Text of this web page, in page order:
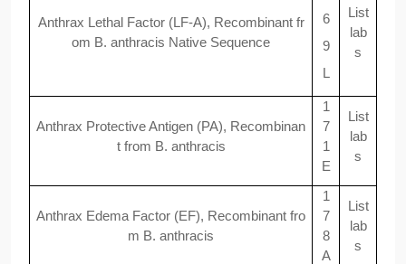
Anthrax Lethal Factor (LF-A), Recombinant fr
om B. anthracis Native Sequence
6
9
L
List
lab
s
Anthrax Protective Antigen (PA), Recombinan
t from B. anthracis
1
7
1
E
List
lab
s
Anthrax Edema Factor (EF), Recombinant fro
m B. anthracis
1
7
8
A
List
lab
s